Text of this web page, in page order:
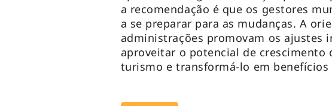
a recomendação é que os gestores
a se preparar para as mudanças. A
administrações promovam os ajustes
aproveitar o potencial de crescimento
turismo e transformá-lo em benefícios